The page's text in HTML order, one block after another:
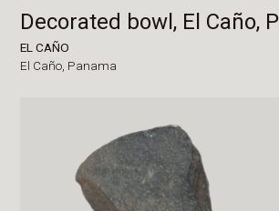
Decorated bowl, El Caño,
EL CAÑO
El Caño, Panama